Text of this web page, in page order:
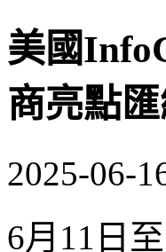
美國
商亮點
2025-06-
6月11日